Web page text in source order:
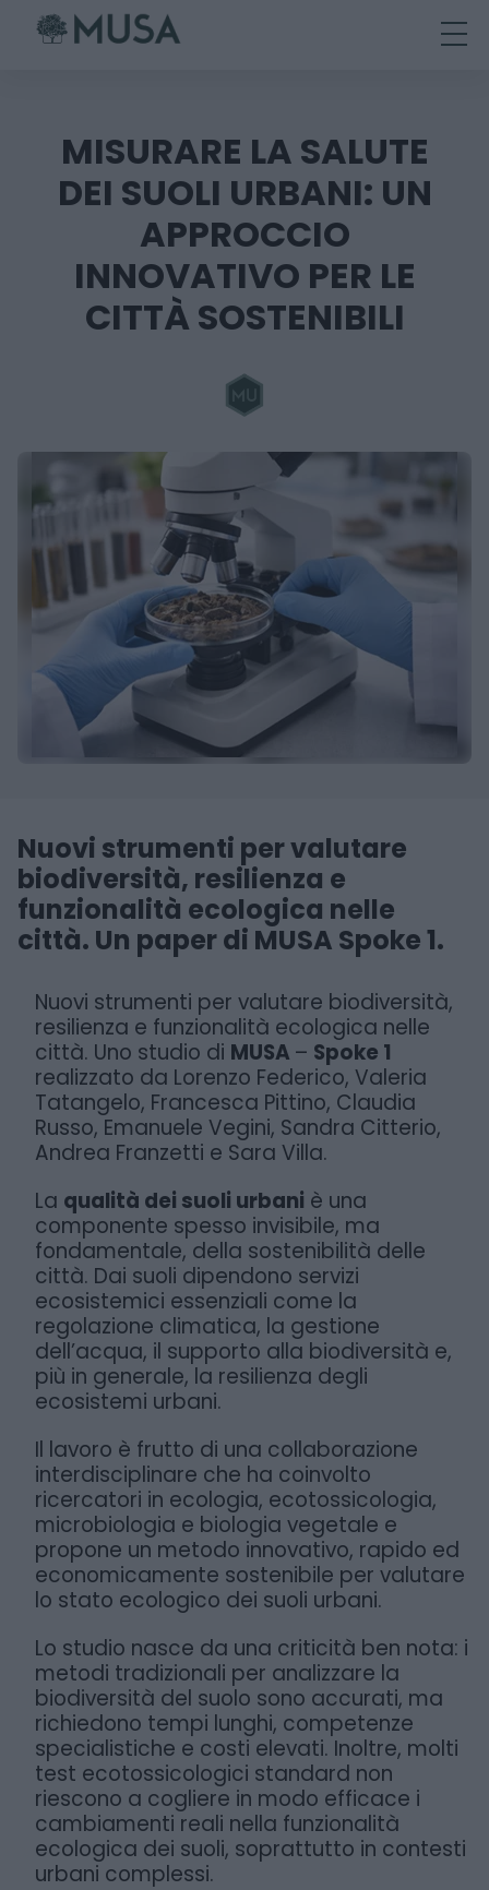
MISURARE LA SALUTE
DEI SUOLI URBANI: UN
APPROCCIO
INNOVATIVO PER LE
CITTÀ SOSTENIBILI
Nuovi strumenti per valutare
biodiversità, resilienza e
funzionalità ecologica nelle
città. Un paper di MUSA Spoke 1.
Nuovi strumenti per valutare biodiversità,
resilienza e funzionalità ecologica nelle
città. Uno studio di MUSA – Spoke 1
realizzato da Lorenzo Federico, Valeria
Tatangelo, Francesca Pittino, Claudia
Russo, Emanuele Vegini, Sandra Citterio,
Andrea Franzetti e Sara Villa.
La qualità dei suoli urbani è una
componente spesso invisibile, ma
fondamentale, della sostenibilità delle
città. Dai suoli dipendono servizi
ecosistemici essenziali come la
regolazione climatica, la gestione
dell’acqua, il supporto alla biodiversità e,
più in generale, la resilienza degli
ecosistemi urbani.
Il lavoro è frutto di una collaborazione
interdisciplinare che ha coinvolto
ricercatori in ecologia, ecotossicologia,
microbiologia e biologia vegetale e
propone un metodo innovativo, rapido ed
economicamente sostenibile per valutare
lo stato ecologico dei suoli urbani.
Lo studio nasce da una criticità ben nota: i
metodi tradizionali per analizzare la
biodiversità del suolo sono accurati, ma
richiedono tempi lunghi, competenze
specialistiche e costi elevati. Inoltre, molti
test ecotossicologici standard non
riescono a cogliere in modo efficace i
cambiamenti reali nella funzionalità
ecologica dei suoli, soprattutto in contesti
urbani complessi.